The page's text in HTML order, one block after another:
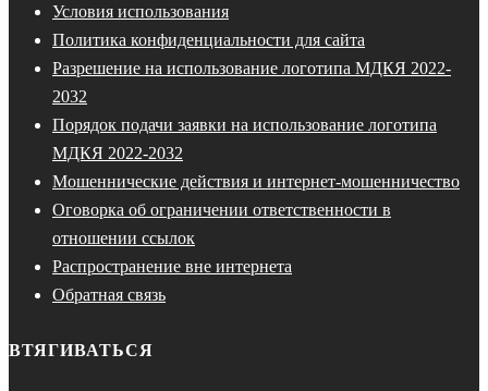
Условия использования
Политика конфиденциальности для сайта
Разрешение на использование логотипа МДКЯ 2022-
2032
Порядок подачи заявки на использование логотипа
МДКЯ 2022-2032
Мошеннические действия и интернет-мошенничество
Оговорка об ограничении ответственности в
отношении ссылок
Распространение вне интернета
Обратная связь
ВТЯГИВАТЬСЯ